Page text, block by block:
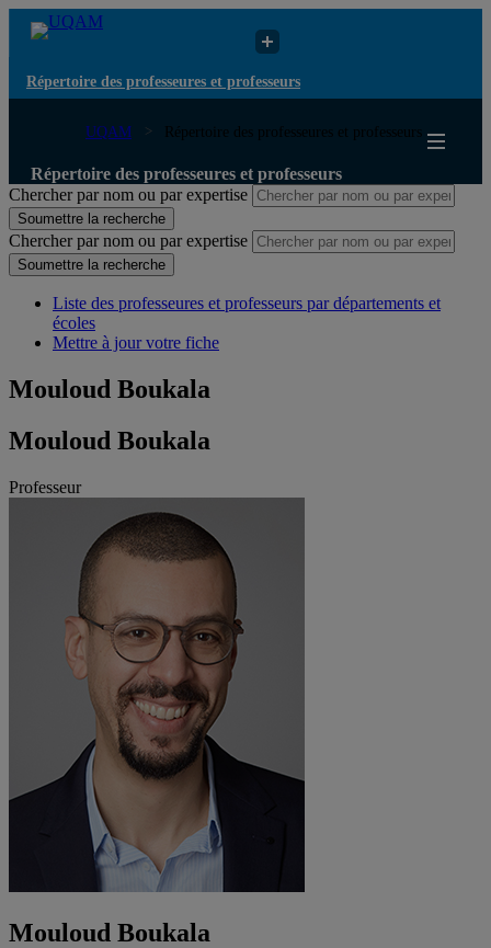
Répertoire des professeures et professeurs
UQAM Répertoire des professeures et professeurs
Répertoire des professeures et professeurs
Chercher par nom ou par expertise
Soumettre la recherche
Chercher par nom ou par expertise
Soumettre la recherche
Liste des professeures et professeurs par départements et
écoles
Mettre à jour votre fiche
Mouloud Boukala
Mouloud Boukala
Professeur
Mouloud Boukala